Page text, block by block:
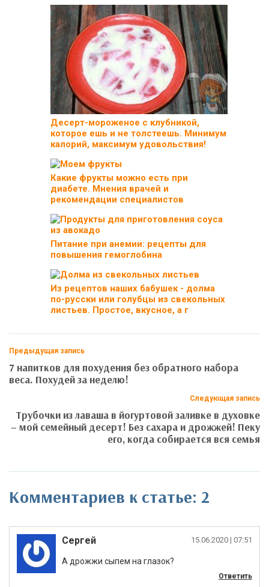
Десерт-мороженое с клубникой,
которое ешь и не толстеешь. Минимум
калорий, максимум удовольствия!
Какие фрукты можно есть при
диабете. Мнения врачей и
рекомендации специалистов
Питание при анемии: рецепты для
повышения гемоглобина
Из рецептов наших бабушек - долма
по-русски или голубцы из свекольных
листьев. Простое, вкусное, а г
Предыдущая запись
7 напитков для похудения без обратного набора
веса. Похудей за неделю!
Следующая запись
Трубочки из лаваша в йогуртовой заливке в духовке
– мой семейный десерт! Без сахара и дрожжей! Пеку
его, когда собирается вся семья
Комментариев к статье: 2
Сергей |
А дрожжи сыпем на глазок?
Ответить